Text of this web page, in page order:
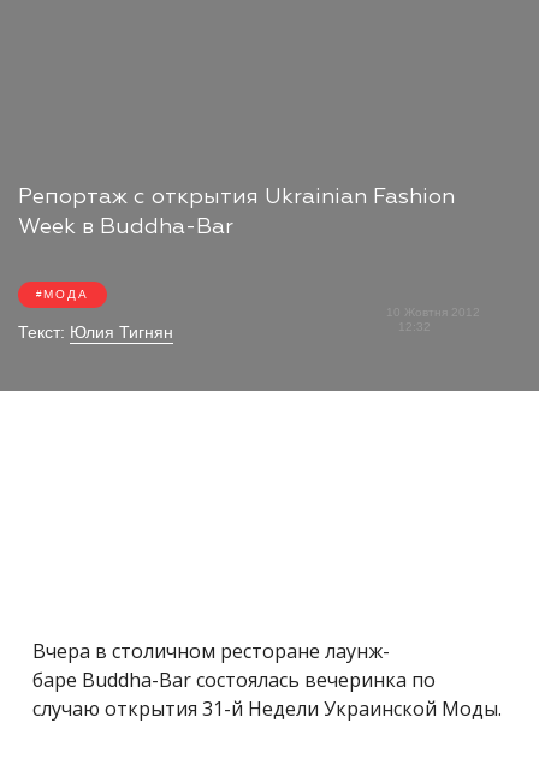
Репортаж с открытия Ukrainian Fashion
Week в Buddha-Bar
МОДА
Текст: Юлия Тигнян
10 Жовтня 2012
Вчера в столичном ресторане лаунж-
баре Buddha-Bar состоялась вечеринка по
случаю открытия 31-й Недели Украинской Моды.